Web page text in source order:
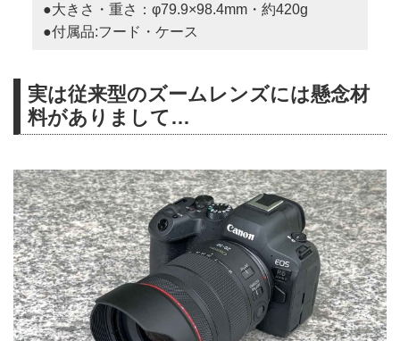
●大きさ・重さ：φ79.9×98.4mm・約420g
●付属品:フード・ケース
実は従来型のズームレンズには懸念材
料がありまして…